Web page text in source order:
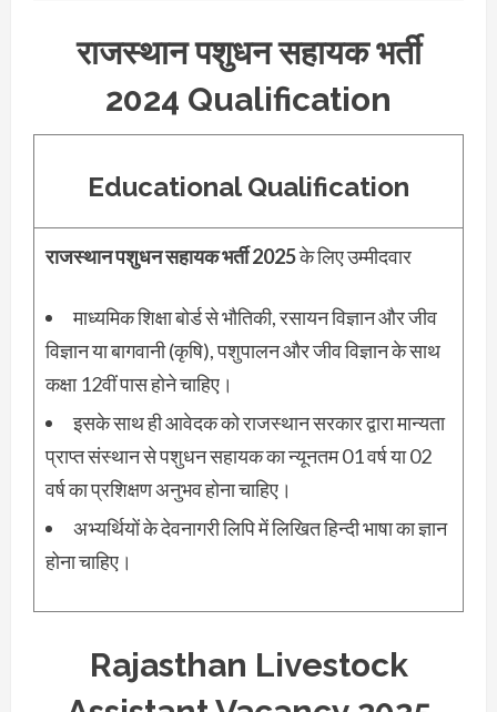
राजस्थान पशुधन सहायक भर्ती
2024 Qualification
Educational Qualification
राजस्थान पशुधन सहायक भर्ती2025के लिए उम्मीदवार
माध्यमिक शिक्षा बोर्ड से भौतिकी, रसायन विज्ञान और जीव
विज्ञान या बागवानी (कृषि), पशुपालन और जीव विज्ञान के साथ
कक्षा 12वीं पास होने चाहिए।
इसके साथ ही आवेदक को राजस्थान सरकार द्वारा मान्यता
प्राप्त संस्थान से पशुधन सहायक का न्यूनतम 01 वर्ष या 02
वर्ष का प्रशिक्षण अनुभव होना चाहिए।
अभ्यर्थियों के देवनागरी लिपि में लिखित हिन्दी भाषा का ज्ञान
होना चाहिए।
Rajasthan Livestock